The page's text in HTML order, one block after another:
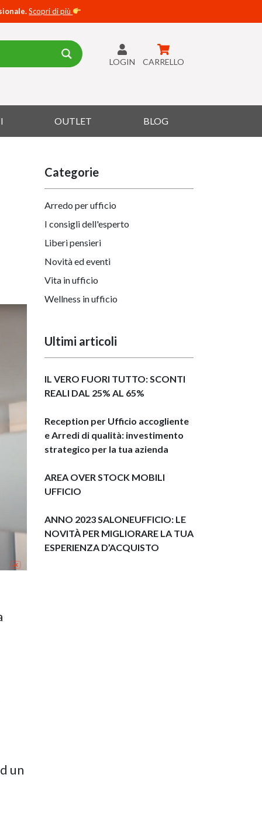
Scopri di più
LOGIN CARRELLO
OUTLET BLOG
un
Categorie
Arredo per ufficio
I consigli dell'esperto
Liberi pensieri
Novità ed eventi
Vita in ufficio
Wellness in ufficio
Ultimi articoli
IL VERO FUORI TUTTO: SCONTI
REALI DAL 25% AL 65%
Reception per Ufficio accogliente
e Arredi di qualità: investimento
strategico per la tua azienda
AREA OVER STOCK MOBILI
UFFICIO
ANNO 2023 SALONEUFFICIO: LE
NOVITÀ PER MIGLIORARE LA TUA
ESPERIENZA D’ACQUISTO